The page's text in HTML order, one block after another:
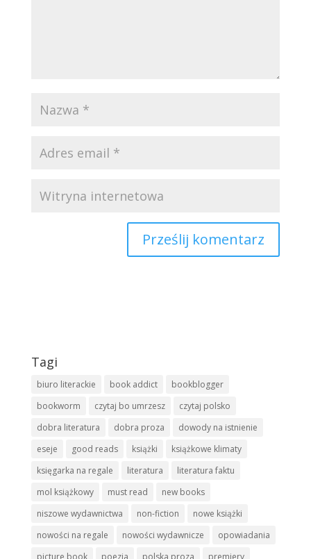
Tagi
biuro literackie book addict
bookblogger
bookworm
czytaj bo umrzesz
czytaj polsko
dobra literatura
dobra proza
dowody na istnienie
eseje
good reads książki
książkowe klimaty
księgarka na regale
literatura
literatura faktu
mol książkowy
must read
new books
niszowe wydawnictwa
non-fiction
nowe książki
nowości na regale
nowości wydawnicze
opowiadania
picture book
poezja polska proza premiery